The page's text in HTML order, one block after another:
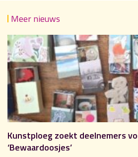
Meer nieuws
Kunstploeg zoekt deelnemers
‘Bewaardoosjes’